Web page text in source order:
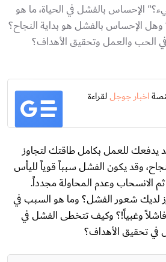
الإحساس بالفشل في الحياة، ما هو
الإحساس بالفشل هو بداية النجاح؟
الحب والعمل وتحقيق الأهداف؟
اخبار جوجللقراءة
يدفعك للعمل بكامل طاقتك لتجاوز
وقد يكون الفشل سبباً قوياً لليأس
الانسحاب وعدم المحاولة مجدداً.
لديك شعور الفشل؟ وما هو السبب في
وغبياً!؟ وكيف تتخطى الفشل في
في تحقيق الأهداف؟